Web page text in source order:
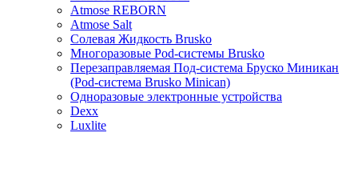
Atmose REBORN
Atmose Salt
Солевая Жидкость Brusko
Многоразовые Pod-системы Brusko
Перезаправляемая Под-система Бруско Миникан
(Pod-система Brusko Minican)
Одноразовые электронные устройства
Dexx
Luxlite